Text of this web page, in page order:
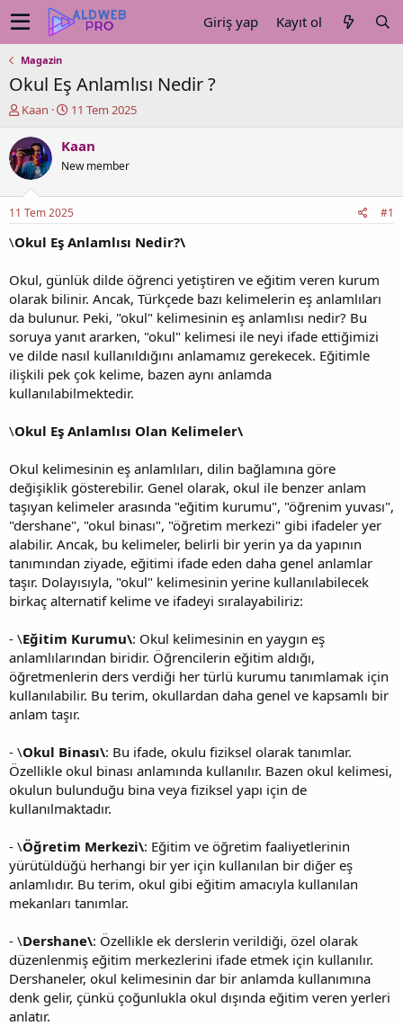
Giriş yap Kayıt ol
Magazin
Okul Eş Anlamlısı Nedir ?
K
n
u
y
b
a
ş
t
a
n
Kaan
B
ş
a
g
ı
ç
r
i
h
i
11 Tem 2025
Kaan
New member
11 Tem 2025 #1
\Okul Eş Anlamlısı Nedir?\
Okul, günlük dilde öğrenci yetiştiren ve eğitim veren kurum
olarak bilinir. Ancak, Türkçede bazı kelimelerin eş anlamlıları
da bulunur. Peki, "okul" kelimesinin eş anlamlısı nedir? Bu
soruya yanıt ararken, "okul" kelimesi ile neyi ifade ettiğimizi
ve dilde nasıl kullanıldığını anlamamız gerekecek. Eğitimle
ilişkili pek çok kelime, bazen aynı anlamda
kullanılabilmektedir.
\Okul Eş Anlamlısı Olan Kelimeler\
Okul kelimesinin eş anlamlıları, dilin bağlamına göre
değişiklik gösterebilir. Genel olarak, okul ile benzer anlam
taşıyan kelimeler arasında "eğitim kurumu", "öğrenim yuvası",
"dershane", "okul binası", "öğretim merkezi" gibi ifadeler yer
alabilir. Ancak, bu kelimeler, belirli bir yerin ya da yapının
tanımından ziyade, eğitimi ifade eden daha genel anlamlar
taşır. Dolayısıyla, "okul" kelimesinin yerine kullanılabilecek
birkaç alternatif kelime ve ifadeyi sıralayabiliriz:
- \Eğitim Kurumu\: Okul kelimesinin en yaygın eş
anlamlılarından biridir. Öğrencilerin eğitim aldığı,
öğretmenlerin ders verdiği her türlü kurumu tanımlamak için
kullanılabilir. Bu terim, okullardan daha genel ve kapsamlı bir
anlam taşır.
- \Okul Binası\: Bu ifade, okulu fiziksel olarak tanımlar.
Özellikle okul binası anlamında kullanılır. Bazen okul kelimesi,
okulun bulunduğu bina veya fiziksel yapı için de
kullanılmaktadır.
- \Öğretim Merkezi\: Eğitim ve öğretim faaliyetlerinin
yürütüldüğü herhangi bir yer için kullanılan bir diğer eş
anlamlıdır. Bu terim, okul gibi eğitim amacıyla kullanılan
mekanları tanımlar.
- \Dershane\: Özellikle ek derslerin verildiği, özel olarak
düzenlenmiş eğitim merkezlerini ifade etmek için kullanılır.
Dershaneler, okul kelimesinin dar bir anlamda kullanımına
denk gelir, çünkü çoğunlukla okul dışında eğitim veren yerleri
anlatır.